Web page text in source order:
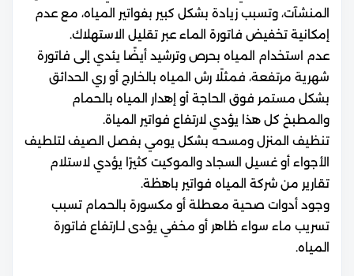
المنشآت، وتسبب زيادة بشكل كبير بفواتير المياه، مع عدم
إمكانية تخفيض فاتورة الماء عبر تقليل الاستهلاك.
عدم استخدام المياه بحرص وترشيد أيضًا يئدي إلى فاتورة
شهرية مرتفعة، فمثلًا رش المياه بالخارج أو ري الحدائق
بشكل مستمر فوق الحاجة أو إهدار المياه بالحمام
والمطبخ كل هذا يؤدي لارتفاع فواتير المياة.
تنظيف المنزل ومسحه بشكل يومي بفصل الصيف لتلطيف
الأجواء أو غسيل السجاد والموكيت كثيرًا يؤدي لاستلام
تقارير من شركة المياه فواتير باهظة.
وجود أدوات صحية معطلة أو مكسورة بالحمام تسبب
تسريب ماء سواء ظاهر أو مخفي يؤدى لـارتفاع فاتورة
المياه.